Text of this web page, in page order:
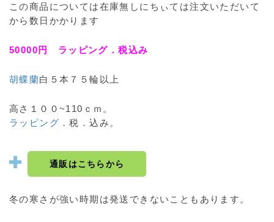
この商品については在庫無しにちぃては注文いただいて
から数日かかります
50000円 ラッピング．税込み
胡蝶蘭白５本７５輪以上
高さ１００~110ｃｍ。
ラッピング ．税．込み。
通販はこちらから
冬の寒さが強い時期は発送できないこともあります。